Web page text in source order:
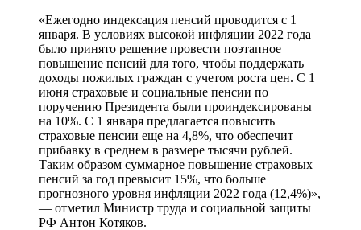
«Ежегодно индексация пенсий проводится с 1
января. В условиях высокой инфляции 2022 года
было принято решение провести поэтапное
повышение пенсий для того, чтобы поддержать
доходы пожилых граждан с учетом роста цен. С 1
июня страховые и социальные пенсии по
поручению Президента были проиндексированы
на 10%. С 1 января предлагается повысить
страховые пенсии еще на 4,8%, что обеспечит
прибавку в среднем в размере тысячи рублей.
Таким образом суммарное повышение страховых
пенсий за год превысит 15%, что больше
прогнозного уровня инфляции 2022 года (12,4%)»,
— отметил Министр труда и социальной защиты
РФ Антон Котяков.